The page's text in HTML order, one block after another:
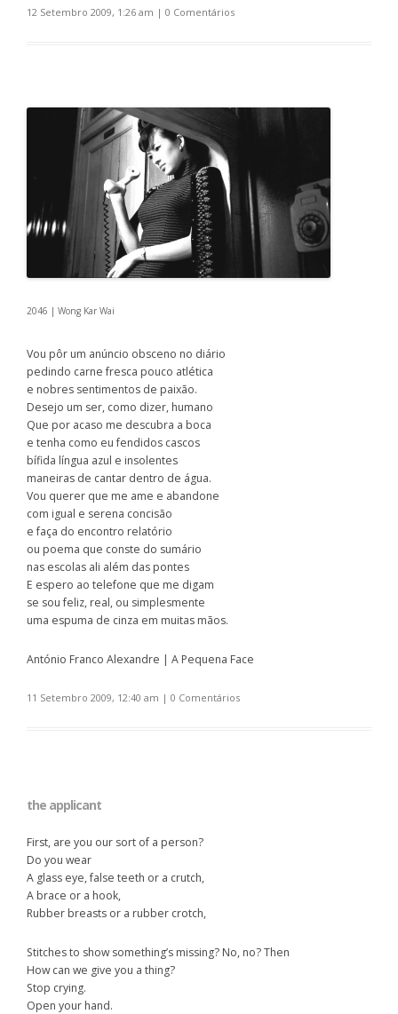
12 Setembro 2009, 1:26 am | 0 Comentários
2046 | Wong Kar Wai
Vou pôr um anúncio obsceno no diário
pedindo carne fresca pouco atlética
e nobres sentimentos de paixão.
Desejo um ser, como dizer, humano
Que por acaso me descubra a boca
e tenha como eu fendidos cascos
bífida língua azul e insolentes
maneiras de cantar dentro de água.
Vou querer que me ame e abandone
com igual e serena concisão
e faça do encontro relatório
ou poema que conste do sumário
nas escolas ali além das pontes
E espero ao telefone que me digam
se sou feliz, real, ou simplesmente
uma espuma de cinza em muitas mãos.
António Franco Alexandre | A Pequena Face
11 Setembro 2009, 12:40 am | 0 Comentários
the applicant
First, are you our sort of a person?
Do you wear
A glass eye, false teeth or a crutch,
A brace or a hook,
Rubber breasts or a rubber crotch,
Stitches to show something’s missing? No, no? Then
How can we give you a thing?
Stop crying.
Open your hand.